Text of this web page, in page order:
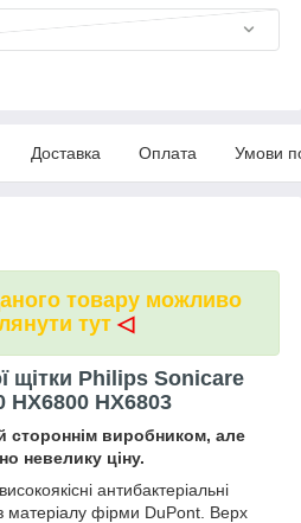
Доставка Оплата Умови
товару можливо
тут◁
щітки Philips Sonicare
HX6800 HX6803
стороннім виробником, але
невелику ціну.
антибактеріальні
матеріалу фірми DuPont. Верх